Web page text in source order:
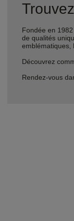
Fondée en
de qualités
emblématiques,
Découvrez
Rendez-vous